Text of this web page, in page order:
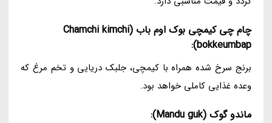
چام چی کیمچی بوک اوم باب (Chamchi kimchi
bokkeumbap):
برنج سرخ شده همراه با کیمچی، جلبک دریایی و تخم مرغ که
وعده غذایی کاملی خواهد بود.
ماندو گوک (Mandu guk):